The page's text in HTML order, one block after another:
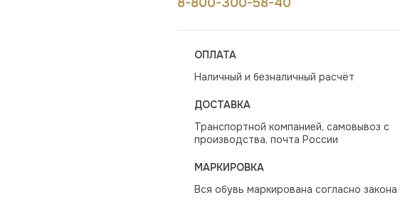
ОПЛАТА
Наличный и безналичный расчёт
ДОСТАВКА
Транспортной компанией, самовывоз с
производства, почта России
МАРКИРОВКА
Вся обувь маркирована согласно закона